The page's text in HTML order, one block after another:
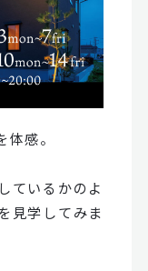
感。
ているかのよ
見学してみま